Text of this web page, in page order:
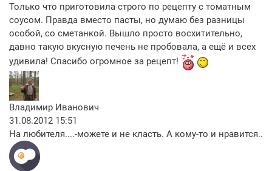
Только что приготовила строго по рецепту с томатным
соусом. Правда вместо пасты, но думаю без разницы
особой, со сметанкой. Вышло просто восхитительно,
давно такую вкусную печень не пробовала, а ещё и всех
удивила! Спасибо огромное за рецепт!
Владимир Иванович
31.08.2012 15:51
На любителя....-можете и не класть. А кому-то и нравится..